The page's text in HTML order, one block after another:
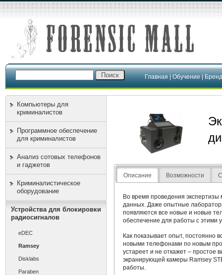
Главная|Обучение|
Компьютеры для
криминалистов
Программное обеспечение
для криминалистов
Анализ сотовых телефонов
и гаджетов
Криминалистическое
оборудование
Устройства для блокировки
радиосигналов
eDEC
Ramsey
Disklabs
Paraben
Описание Возможности
Во время проведения экспертизы
данных. Даже опытные
появляются все новые и новые
обеспечение для работы с этими
Как показывает опыт, постоянно
новыми телефонами по новым
устареет и не откажет – простое
экранирующей камеры Ramsey
работы.